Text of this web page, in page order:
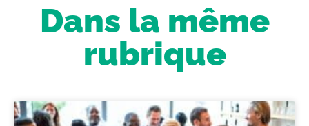
Dans la même
rubrique